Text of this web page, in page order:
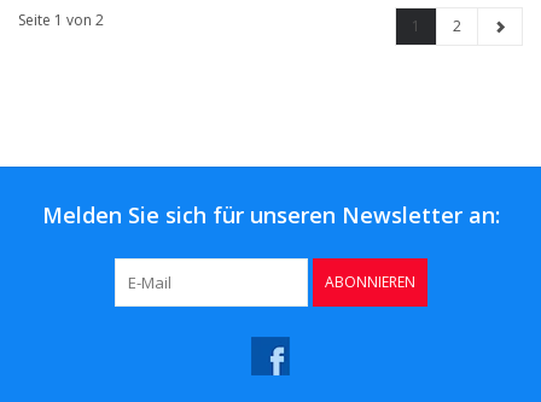
Seite 1 von 2 1 2
Melden Sie sich für unseren Newsletter an:
ABONNIEREN